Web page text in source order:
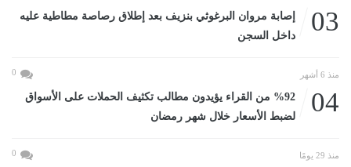
03
إصابة مروان البرغوثي بنزيف بعد إطلاق رصاصة مطاطية عليه
داخل السجن
منذ 6 أشهر 0
04
%92 من القراء يؤيدون مطالب تكثيف الحملات على الأسواق
لضبط الأسعار خلال شهر رمضان
منذ 29 يومًا 0